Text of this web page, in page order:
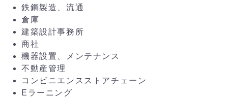
鉄鋼製造、流通
倉庫
建築設計事務所
商社
機器設置、メンテナンス
不動産管理
コンビニエンスストアチェーン
Eラーニング